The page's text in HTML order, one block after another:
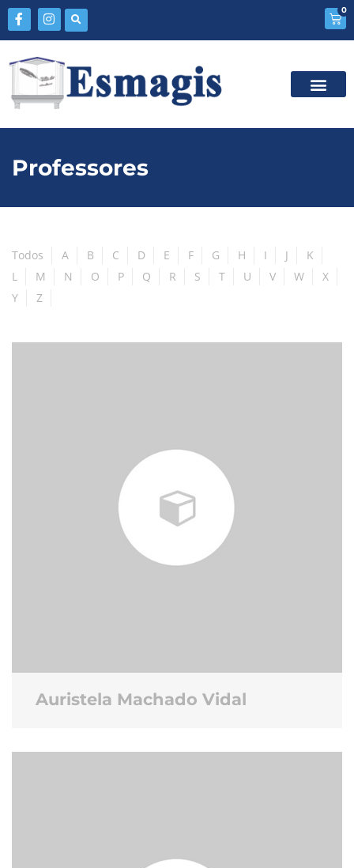
0
Professores
Todos A B C D E F G H I J
K
L
M N O P Q R S T U V W
X
Y
Z
Auristela Machado Vidal